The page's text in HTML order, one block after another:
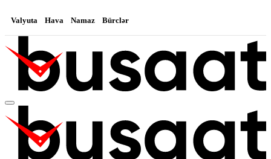
Valyuta Hava Namaz Bürclər